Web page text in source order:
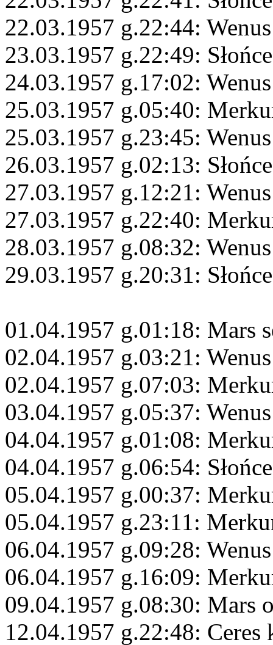
22.03.1957 g.22:44:
23.03.1957 g.22:49:
24.03.1957 g.17:02:
25.03.1957 g.05:40:
25.03.1957 g.23:45:
26.03.1957 g.02:13:
27.03.1957 g.12:21:
27.03.1957 g.22:40:
28.03.1957 g.08:32:
29.03.1957 g.20:31:
01.04.1957 g.01:18: Mars
02.04.1957 g.03:21:
02.04.1957 g.07:03:
03.04.1957 g.05:37:
04.04.1957 g.01:08:
04.04.1957 g.06:54:
05.04.1957 g.00:37:
05.04.1957 g.23:11:
06.04.1957 g.09:28:
06.04.1957 g.16:09:
09.04.1957 g.08:30: Mars
12.04.1957 g.22:48: